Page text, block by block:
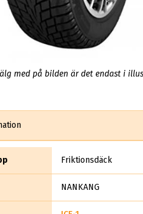
med på bilden är det endast i
Friktionsdäck
NANKANG